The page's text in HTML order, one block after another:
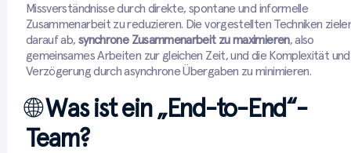
Missverständnisse durch direkte, spontane und informelle
Zusammenarbeit zu reduzieren. Die vorgestellten Techniken
darauf ab, synchrone Zusammenarbeit zu maximieren, also
gemeinsames Arbeiten zur gleichen Zeit, und die Komplexität und
Verzögerung durch asynchrone Übergaben zu minimieren.
🌐Was ist ein „End-to-End“-
Team?